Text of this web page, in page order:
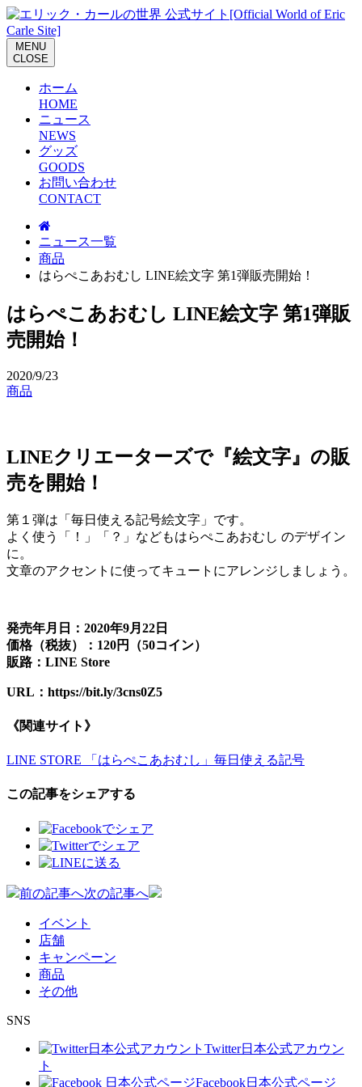
M ENU
CLOS E
ホーム
HOME
ニュース
NEWS
グッズ
GOODS
お問い合わせ
CONTACT
ニュース一覧
商品
はらぺこあおむし LINE絵文字 第1弾販売開始！
はらぺこあおむし LINE絵文字 第1弾販
売開始！
2020/9/23
商品
LINEクリエーターズで『絵文字』の販
売を開始！
第１弾は「毎日使える記号絵文字」です。
よく使う「！」「？」などもはらぺこあおむし のデザイン
に。
文章のアクセントに使ってキュートにアレンジしましょう。
発売年月日：2020年9月22日
価格（税抜）：120円（50コイン）
販路：LINE Store
URL：https://bit.ly/3cns0Z5
《関連サイト》
LINE STORE 「はらぺこあおむし」毎日使える記号
この記事をシェアする
投
ー
前の記事へ次の記事へ
イベント
店舗
キャンペーン
商品
その他
SNS
Twitter日本公式アカウン
ト
Facebook日本公式ページ